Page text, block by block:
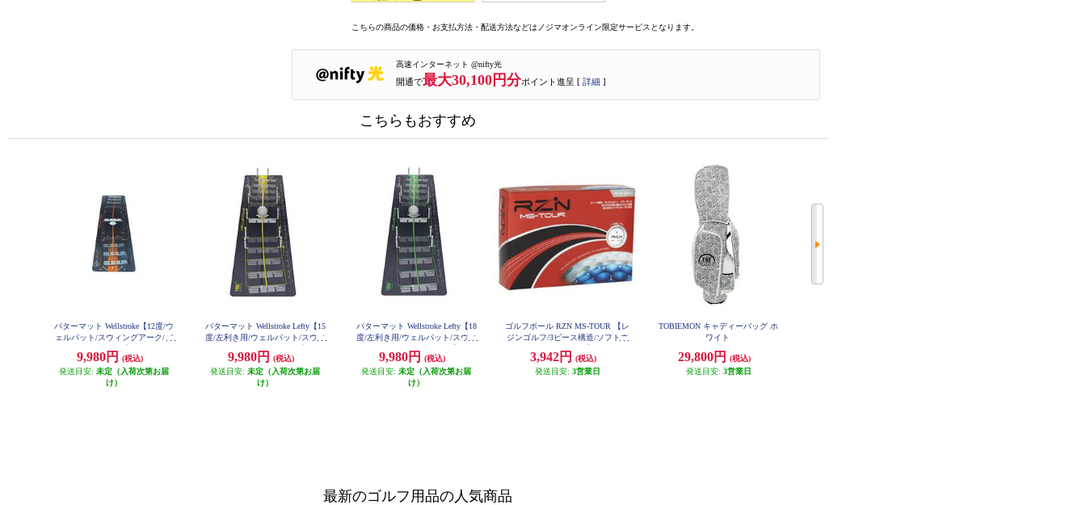
こちらの商品の価格・お支払方法・配送方法などはノジマオンライン限定サービスとなります。
高速インターネット @nifty光
開通で最大30,100円分ポイント進呈 [ 詳細 ]
こちらもおすすめ
パターマット Wellstroke【12度/ウ
ェルパット/スウィングアーク/パ
9,980円
(税込)
発送目安: 未定（入荷次第お届
け）
パターマット Wellstroke Lefty【15
度/左利き用/ウェルパット/スウィ
9,980円
(税込)
発送目安: 未定（入荷次第お届
け）
パターマット Wellstroke Lefty【18
度/左利き用/ウェルパット/スウィ
9,980円
(税込)
発送目安: 未定（入荷次第お届
け）
ゴルフボール RZN MS-TOUR 【レ
ジンゴルフ/3ピース構造/ソフトウ
3,942円
(税込)
発送目安: 3営業日
TOBIEMON キャディーバッグ ホ
ワイト
29,800円
(税込)
発送目安: 3営業日
最新のゴルフ用品の人気商品